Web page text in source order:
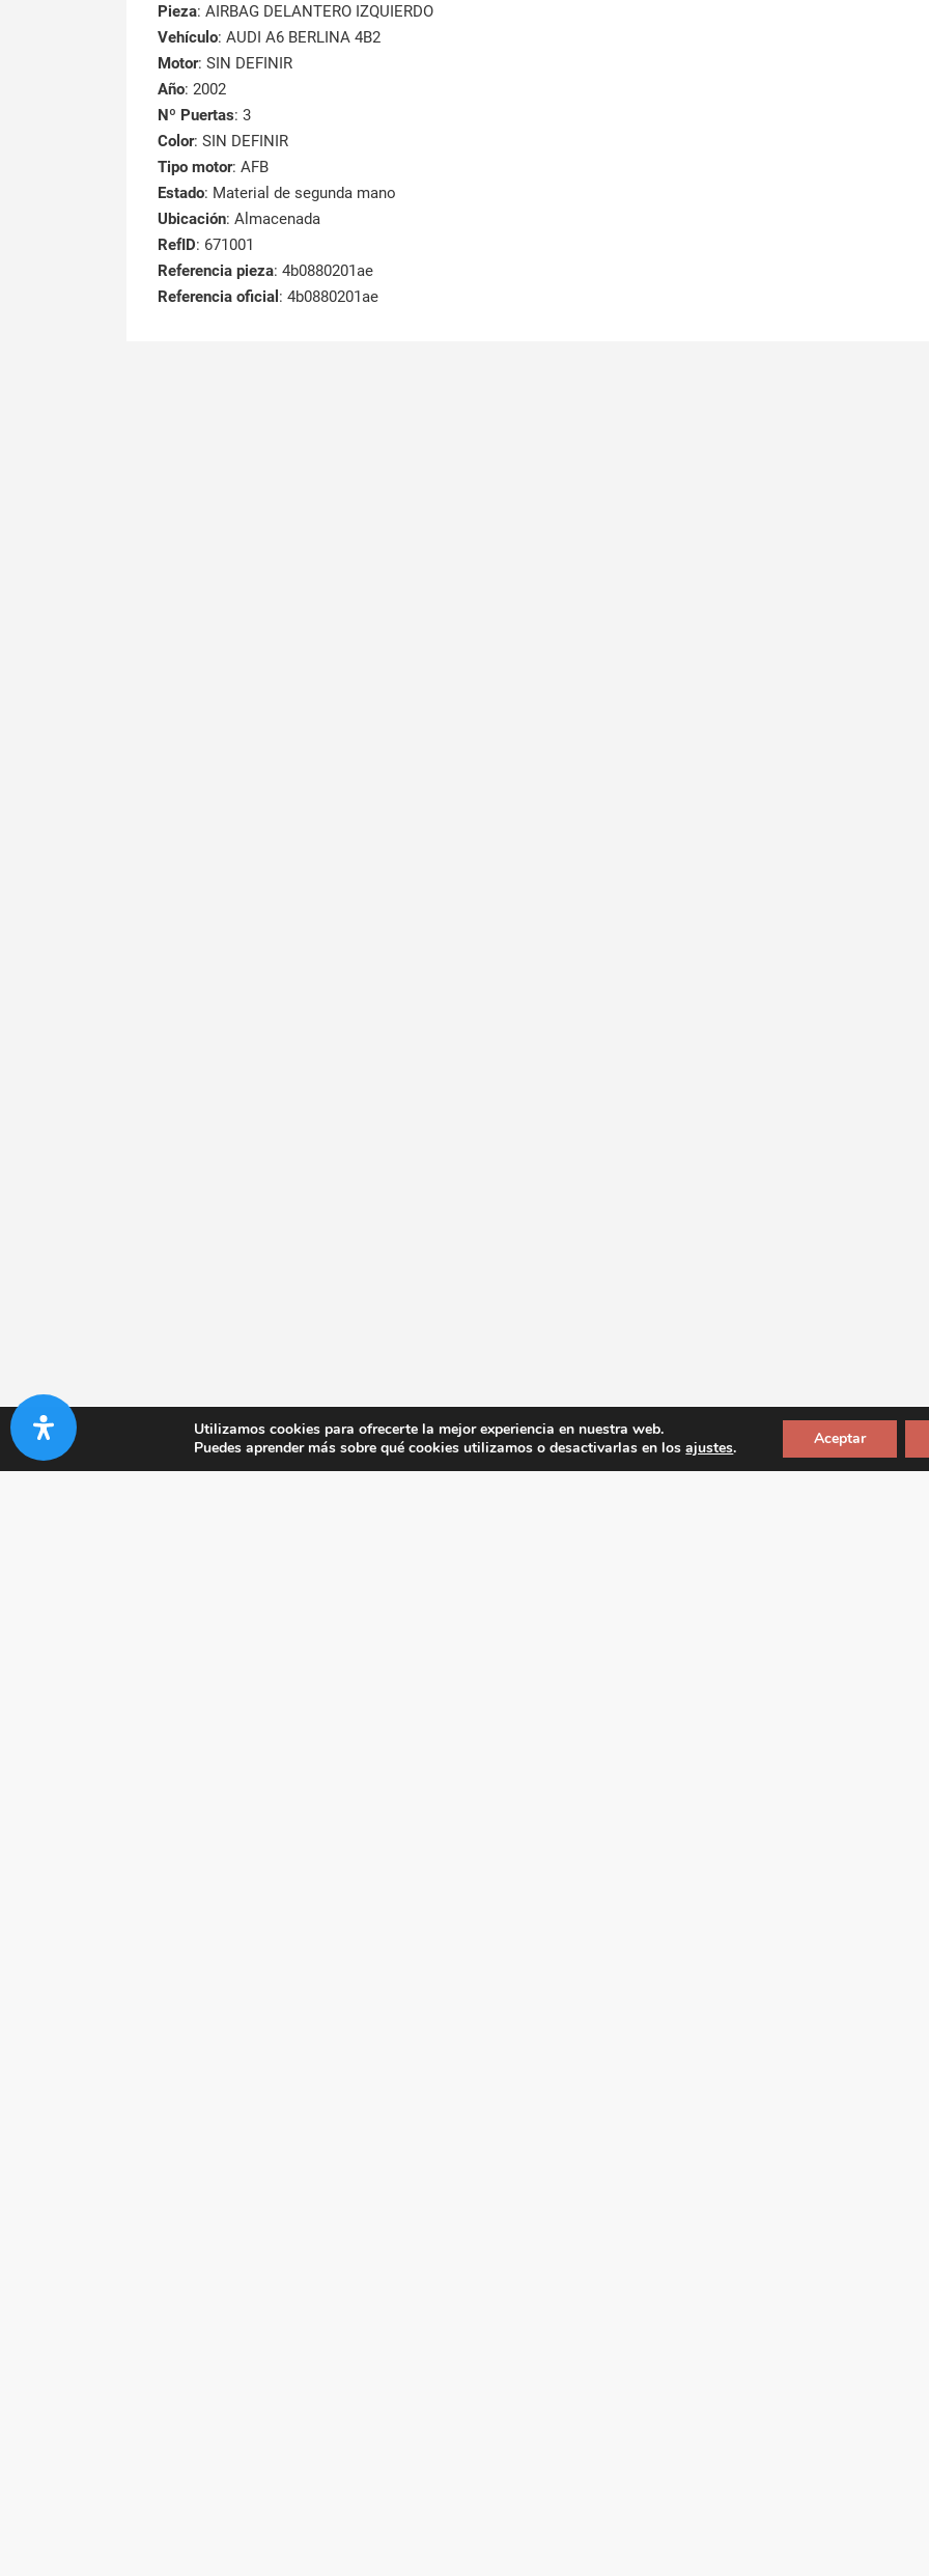
Pieza: AIRBAG DELANTERO IZQUIERDO
Vehículo: AUDI A6 BERLINA 4B2
Motor: SIN DEFINIR
Año: 2002
Nº Puertas: 3
Color: SIN DEFINIR
Tipo motor: AFB
Estado: Material de segunda mano
Ubicación: Almacenada
RefID: 671001
Referencia pieza: 4b0880201ae
Referencia oficial : 4b0880201ae
Utilizamos cookies para ofrecerte la mejor experiencia en nuestra web.
Puedes aprender más sobre qué cookies utilizamos o desactivarlas en losajustes. Aceptar